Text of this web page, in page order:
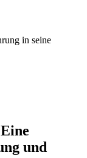
in seine
und